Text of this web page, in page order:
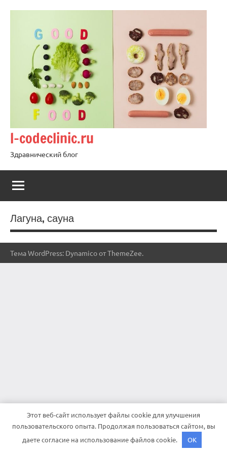
содержимому
l-codeclinic.ru
Здравнический блог
Лагуна, сауна
Тема WordPress: Dynamico от ThemeZee.
Этот веб-сайт использует файлы cookie для улучшения
пользовательского опыта. Продолжая пользоваться сайтом, вы
даете согласие на использование файлов cookie.
OK